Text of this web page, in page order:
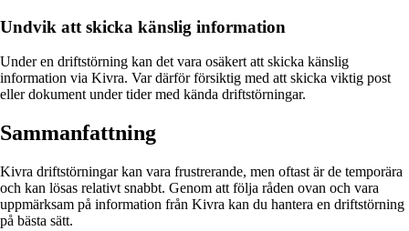
Undvik att skicka känslig information
Under en driftstörning kan det vara osäkert att skicka känslig
information via Kivra. Var därför försiktig med att skicka viktig post
eller dokument under tider med kända driftstörningar.
Sammanfattning
Kivra driftstörningar kan vara frustrerande, men oftast är de temporära
och kan lösas relativt snabbt. Genom att följa råden ovan och vara
uppmärksam på information från Kivra kan du hantera en driftstörning
på bästa sätt.